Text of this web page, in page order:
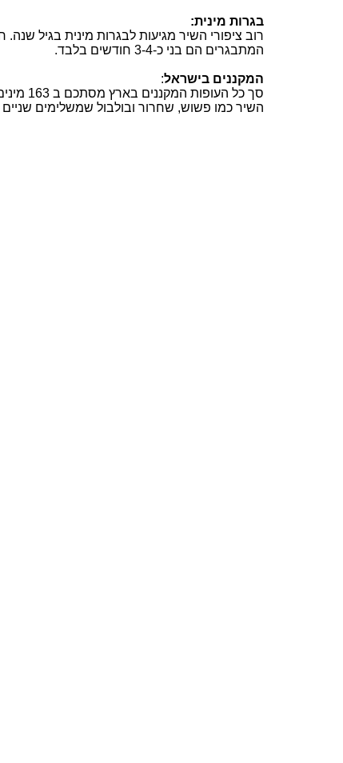
בגרות מינית:
רוב ציפורי השיר מגיעות לבגרות מינית בגיל שנה. חסידה בגיל 4
המתבגרים הם בני כ-3-4 חודשים בלבד.
המקננים בישראל:
סך כל העופות המקננים בארץ מסתכם ב
163 מינים, חלקם
השיר כמו פשוש, שחרור ובולבול שמשלימים שניים